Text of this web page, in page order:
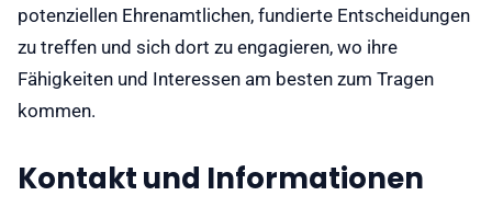
potenziellen Ehrenamtlichen, fundierte Entscheidungen
zu treffen und sich dort zu engagieren, wo ihre
Fähigkeiten und Interessen am besten zum Tragen
kommen.
Kontakt und Informationen